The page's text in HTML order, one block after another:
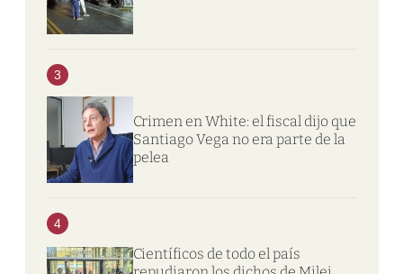
3
Crimen en White: el fiscal dijo que
Santiago Vega no era parte de la
pelea
4
Científicos de todo el país